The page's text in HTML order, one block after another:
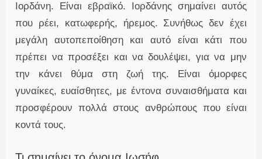
Ιορδάνη. Είναι εβραϊκό. Ιορδάνης σημαίνει αυτός
που ρέει, κατωφερής, ήρεμος. Συνήθως δεν έχει
μεγάλη αυτοπεποίθηση και αυτό είναι κάτι που
πρέπει να προσέξει και να δουλέψει, για να μην
την κάνει θύμα στη ζωή της. Είναι όμορφες
γυναίκες, ευαίσθητες, με έντονα συναισθήματα και
προσφέρουν πολλά στους ανθρώπους που είναι
κοντά τους.